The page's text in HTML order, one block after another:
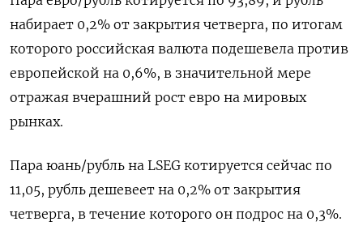
набирает 0,2% от закрытия четверга, по итогам
которого российская валюта подешевела против
европейской на 0,6%, в значительной мере
отражая вчерашний рост евро на мировых
рынках.
Пара юань/рубль на LSEG котируется сейчас по
11,05, рубль дешевеет на 0,2% от закрытия
четверга, в течение которого он подрос на 0,3%.